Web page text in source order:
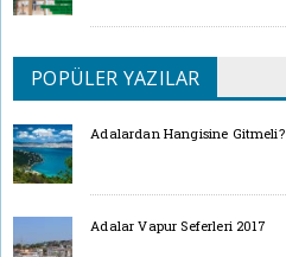
POPÜLER YAZILAR
Adalardan Hangisine Gitmeli?
Adalar Vapur Seferleri 2017